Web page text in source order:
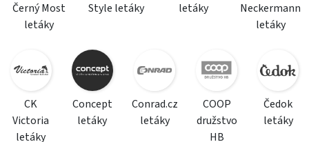
Černý Most
letáky
Style letáky
letáky
Neckermann
letáky
CK
Victoria
letáky
Concept
letáky
Conrad.cz
letáky
COOP
družstvo
HB
Čedok
letáky